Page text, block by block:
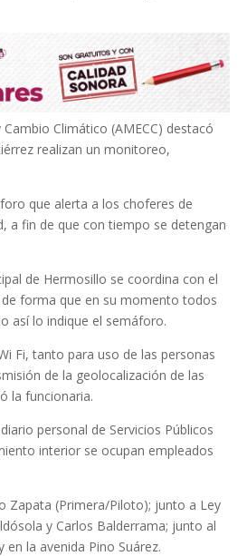
Climático (AMECC) destacó
realizan un monitoreo,
que alerta a los choferes de
a fin de que con tiempo se detengan
de Hermosillo se coordina con el
forma que en su momento todos
así lo indique el semáforo.
Fi, tanto para uso de las personas
de la geolocalización de las
la funcionaria.
personal de Servicios Públicos
interior se ocupan empleados
Zapata (Primera/Piloto); junto a Ley
y Carlos Balderrama; junto al
la avenida Pino Suárez.